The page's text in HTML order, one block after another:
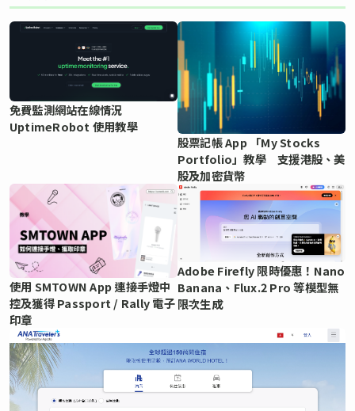
免費監測網站在線情況
UptimeRobot 使用教學
股票記帳 App 「My Stocks
Portfolio」教學 支援港股、美
股及加密貨幣
使用 SMTOWN App 連接手燈中
控及獲得 Passport / Rally 電子
印章
Adobe Firefly 限時優惠！Nano
Banana、Flux.2 Pro 等模型無
限次生成